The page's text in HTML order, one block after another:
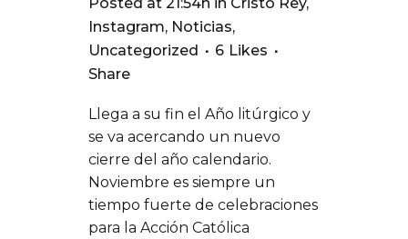
Instagram, Noticias,
Uncategorized
6 Likes
Share
Llega a su fin el Año litúrgico y
se va acercando un nuevo
cierre del año calendario.
Noviembre es siempre un
tiempo fuerte de celebraciones
para la Acción Católica